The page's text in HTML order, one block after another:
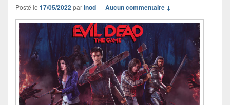
Posté le 17/05/2022parInod—Aucun commentaire ↓